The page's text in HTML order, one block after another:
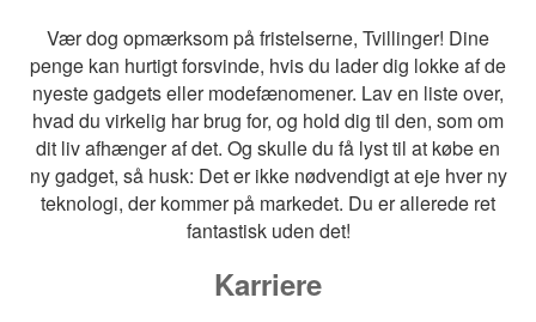
Vær dog opmærksom på fristelserne, Tvillinger! Dine
penge kan hurtigt forsvinde, hvis du lader dig lokke af de
nyeste gadgets eller modefænomener. Lav en liste over,
hvad du virkelig har brug for, og hold dig til den, som om
dit liv afhænger af det. Og skulle du få lyst til at købe en
ny gadget, så husk: Det er ikke nødvendigt at eje hver ny
teknologi, der kommer på markedet. Du er allerede ret
fantastisk uden det!
Karriere